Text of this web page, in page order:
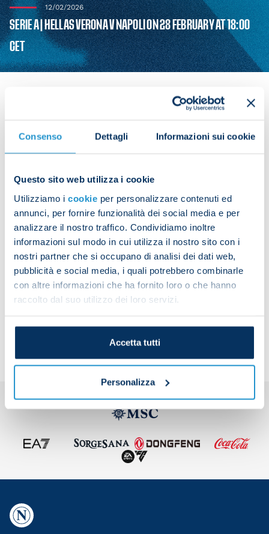
Consenso Dettagli Informazioni sui cookie
Questo sito web utilizza i cookie
Utilizziamo i cookie per personalizzare contenuti ed
annunci, per fornire funzionalità dei social media e per
analizzare il nostro traffico. Condividiamo inoltre
informazioni sul modo in cui utilizza il nostro sito con i
nostri partner che si occupano di analisi dei dati web,
pubblicità e social media, i quali potrebbero combinarle
con altre informazioni che ha fornito loro o che hanno
raccolto dal suo utilizzo dei loro servizi.
Accetta tutti
Personalizza
12/02/2026
SERIE A | HELLAS VERONA V NAPOLI ON 28 FEBRUARY AT 18:00
CET
Lega Serie A has announced the dates and kick-off
Napoli’s fixture
Matchday Match Date
27
Hellas Verona
v Napoli
Saturday 28 February
at 18:00 CET